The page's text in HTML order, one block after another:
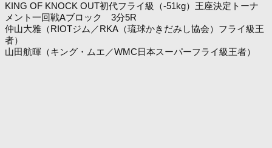
KING OF KNOCK OUT初代フライ級（-51kg）王座決定トーナ
メント一回戦Aブロック 3分5R
仲山大雅（RIOTジム／RKA（琉球かきだみし協会）フライ級王
者）
山田航暉（キング・ムエ／WMC日本スーパーフライ級王者）